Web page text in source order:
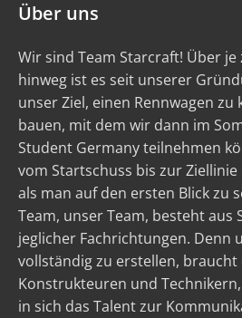
Über uns
Wir sind Team Starcraft! Über je
hinweg ist es seit unserer
unser Ziel, einen Rennwagen
bauen, mit dem wir dann im
Student Germany teilnehmen
vom Startschuss bis zur
als man auf den ersten Blick zu
Team, unser Team, besteht aus
jeglicher Fachrichtungen. Denn
vollständig zu erstellen, braucht
Konstrukteuren und
in sich das Talent zur